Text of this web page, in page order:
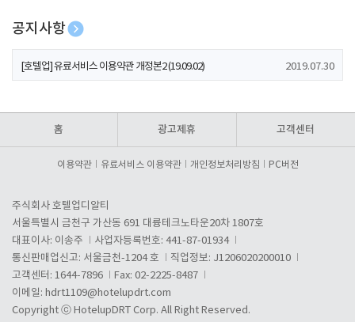
공지사항
[호텔업] 개인정보 처리방침 개정본1 (19.09.02)
[호텔업] 유료서비스 이용약관 개정본2 (19.09.02) 2019.07.30
홈 광고제휴 고객센터
이용약관 유료서비스 이용약관 개인정보처리방침 PC버전
주식회사 호텔업디알티
서울특별시 금천구 가산동 691 대륭테크노타운20차 1807호
대표이사: 이송주
사업자등록번호: 441-87-01934
통신판매업신고: 서울금천-1204 호
직업정보: J1206020200010
고객센터: 1644-7896
Fax: 02-2225-8487
이메일: hdrt1109@hotelupdrt.com
Copyright ⓒ HotelupDRT Corp. All Right Reserved.